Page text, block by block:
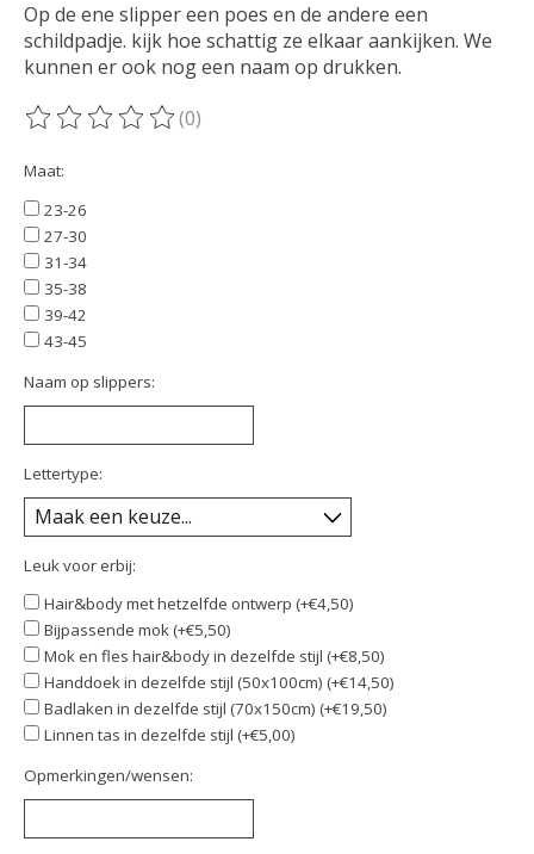
Op de ene slipper een poes en de andere een
schildpadje. kijk hoe schattig ze elkaar aankijken. We
kunnen er ook nog een naam op drukken.
De beoordeling van dit product is
(0)
Maat:
23-26
27-30
31-34
35-38
39-42
43-45
Naam op slippers:
Lettertype:
Leuk voor erbij:
Hair&body met hetzelfde ontwerp (+€4,50)
Bijpassende mok (+€5,50)
Mok en fles hair&body in dezelfde stijl (+€8,50)
Handdoek in dezelfde stijl (50x100cm) (+€14,50)
Badlaken in dezelfde stijl (70x150cm) (+€19,50)
Linnen tas in dezelfde stijl (+€5,00)
Opmerkingen/wensen: